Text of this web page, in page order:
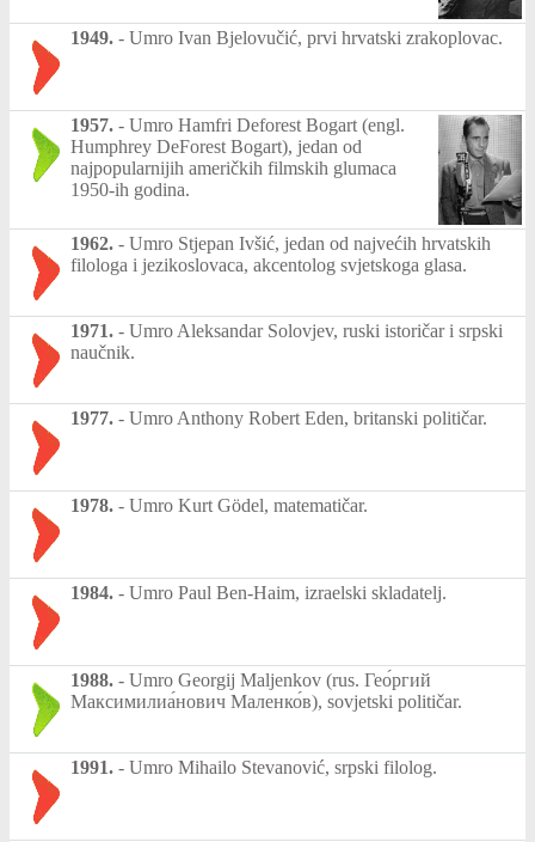
1949. - Umro Ivan Bjelovučić, prvi hrvatski zrakoplovac.
1957. - Umro Hamfri Deforest Bogart (engl.
Humphrey DeForest Bogart), jedan od
najpopularnijih američkih filmskih glumaca
1950-ih godina.
1962. - Umro Stjepan Ivšić, jedan od najvećih hrvatskih
filologa i jezikoslovaca, akcentolog svjetskoga glasa.
1971. - Umro Aleksandar Solovjev, ruski istoričar i srpski
naučnik.
1977. - Umro Anthony Robert Eden, britanski političar.
1978. - Umro Kurt Gödel, matematičar.
1984. - Umro Paul Ben-Haim, izraelski skladatelj.
1988. - Umro Georgij Maljenkov (rus. Гео́ргий
Максимилиа́нович Маленко́в), sovjetski političar.
1991. - Umro Mihailo Stevanović, srpski filolog.